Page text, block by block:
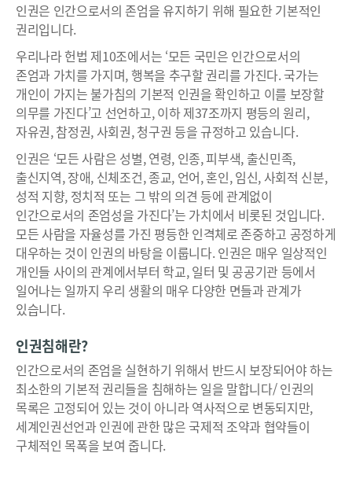
인권은 인간으로서의 존엄을 유지하기 위해 필요한 기본적인
권리입니다.
우리나라 헌법 제10조에서는 ‘모든 국민은 인간으로서의
존엄과 가치를 가지며, 행복을 추구할 권리를 가진다. 국가는
개인이 가지는 불가침의 기본적 인권을 확인하고 이를 보장할
의무를 가진다’고 선언하고, 이하 제37조까지 평등의 원리,
자유권, 참정권, 사회권, 청구권 등을 규정하고 있습니다.
인권은 ‘모든 사람은 성별, 연령, 인종, 피부색, 출신민족,
출신지역, 장애, 신체조건, 종교, 언어, 혼인, 임신, 사회적 신분,
성적 지향, 정치적 또는 그 밖의 의견 등에 관계없이
인간으로서의 존엄성을 가진다’는 가치에서 비롯된 것입니다.
모든 사람을 자율성를 가진 평등한 인격체로 존중하고 공정하게
대우하는 것이 인권의 바탕을 이룹니다. 인권은 매우 일상적인
개인들 사이의 관계에서부터 학교, 일터 및 공공기관 등에서
일어나는 일까지 우리 생활의 매우 다양한 면들과 관계가
있습니다.
인권침해란?
인간으로서의 존엄을 실현하기 위해서 반드시 보장되어야 하는
최소한의 기본적 권리들을 침해하는 일을 말합니다/ 인권의
목록은 고정되어 있는 것이 아니라 역사적으로 변동되지만,
세계인권선언과 인권에 관한 많은 국제적 조약과 협약들이
구체적인 목폭을 보여 줍니다.